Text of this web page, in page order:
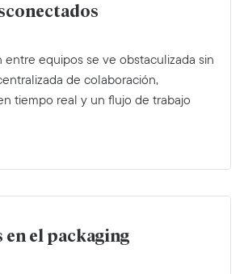
entre equipos se ve obstaculizada sin
de colaboración,
tiempo real y un flujo de trabajo
en el packaging